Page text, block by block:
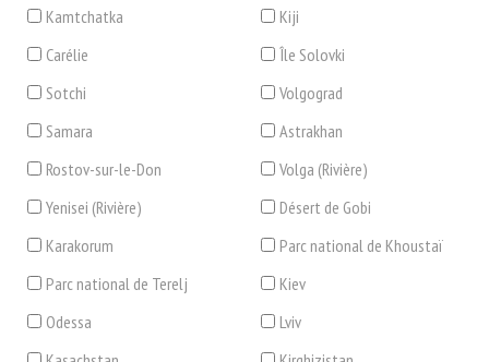
Kamtchatka
Kiji
Carélie
Île Solovki
Sotchi
Volgograd
Samara
Astrakhan
Rostov-sur-le-Don
Volga (Rivière)
Yenisei (Rivière)
Désert de Gobi
Karakorum
Parc national de Khoustaï
Parc national de Terelj
Kiev
Odessa
Lviv